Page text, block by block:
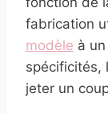
fabrication
modèle à
spécificités,
jeter un